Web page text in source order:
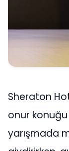
Sheraton
onur
yarışmada